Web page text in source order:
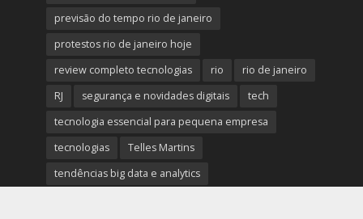
previsão do tempo rio de janeiro
protestos rio de janeiro hoje
review completo tecnologias
rio
rio de janeiro
RJ
segurança e novidades digitais
tech
tecnologia essencial para pequena empresa
tecnologias
Telles Martins
tendências big data e analytics